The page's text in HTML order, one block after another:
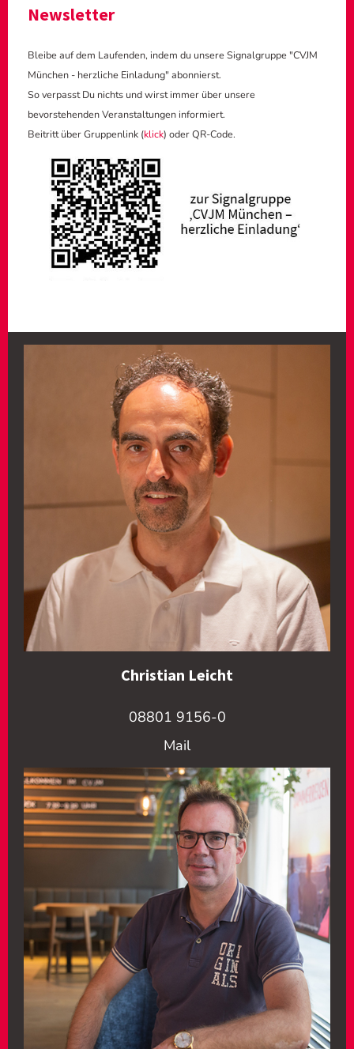
Newsletter
Bleibe auf dem Laufenden, indem du unsere Signalgruppe "CVJM
München - herzliche Einladung" abonnierst.
So verpasst Du nichts und wirst immer über unsere
bevorstehenden Veranstaltungen informiert.
Beitritt über Gruppenlink (klick) oder QR-Code.
Christian Leicht
08801 9156-0
Mail